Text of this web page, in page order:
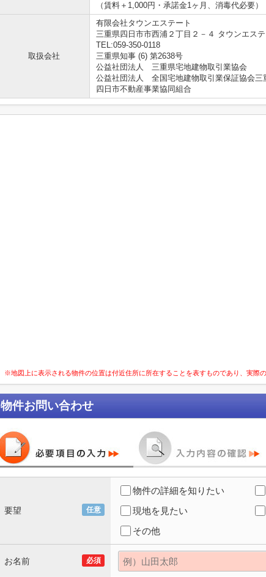
（賃料＋1,000円・承諾金1ヶ月、消毒代必要）
取扱会社
有限会社タウンエステート
三重県四日市市西浦２丁目２－４ タウンエス
TEL:059-350-0118
三重県知事 (6) 第2638号
公益社団法人 三重県宅地建物取引業協会
公益社団法人 全国宅地建物取引業保証協会三
四日市不動産事業協同組合
※地図上に表示される物件の位置は付近住所に所在することを表すものであり、実際
物件お問い合わせ
任意
要望
物件の詳細を知りたい
現地を見たい
その他
必須
お名前